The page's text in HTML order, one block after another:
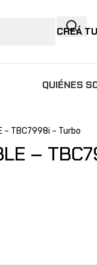
CREÁ
QUIÉNES
– TBC7998i – Turbo
–